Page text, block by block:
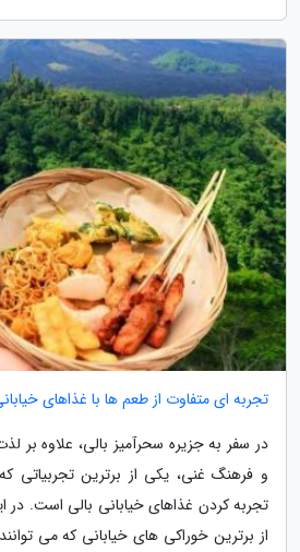
تجربه ای متفاوت از طعم ها با غذاهای
در سفر به جزیره سحرآمیز بالی، علاوه بر
و فرهنگ غنی، یکی از برترین تجربیاتی
از برترین خوراکی های خیابانی که می